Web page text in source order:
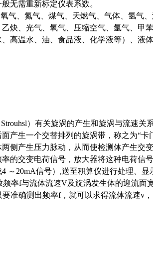
无需重新标定仪表系数。
气、氮气、煤气、天燃气、气体、氢气
炔、光气、氧气、压缩空气、氩气、甲
高温水、油、食品液、化学液等）、液
）有关旋涡的产生和旋涡与流速关
产生一个交替排列的旋涡带，称之为“卡
侧产生压力脉动，从而使检测体产生交
的交变电荷信号，放大器将这种电荷信
20mA信号）,送至积算仪进行处理、显
率f与流体流速V及旋涡发生体的迎流面
准确测出频率f，就可以求得流体流速v，